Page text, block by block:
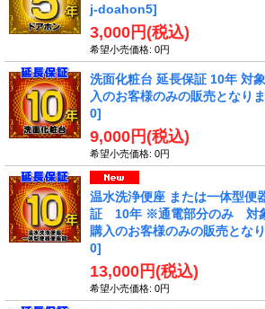
j-doahon5]
3,000円 (税込)
希望小売価格: 0円
洗面化粧台 延長保証 10年 対
入のお客様のみの販売となり
0]
9,000円 (税込)
希望小売価格: 0円
温水洗浄便座 または一体型
証 10年 ※通電部分のみ 対
購入のお客様のみの販売とな
0]
13,000円 (税込)
希望小売価格: 0円